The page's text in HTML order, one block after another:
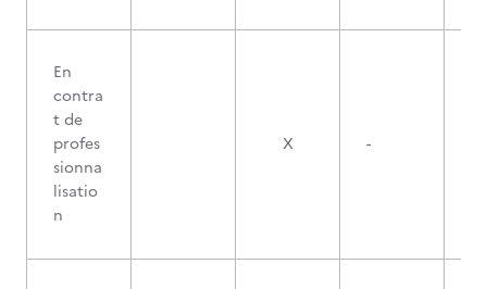
En
contra
t de
profes
sionna
lisatio
n
X -